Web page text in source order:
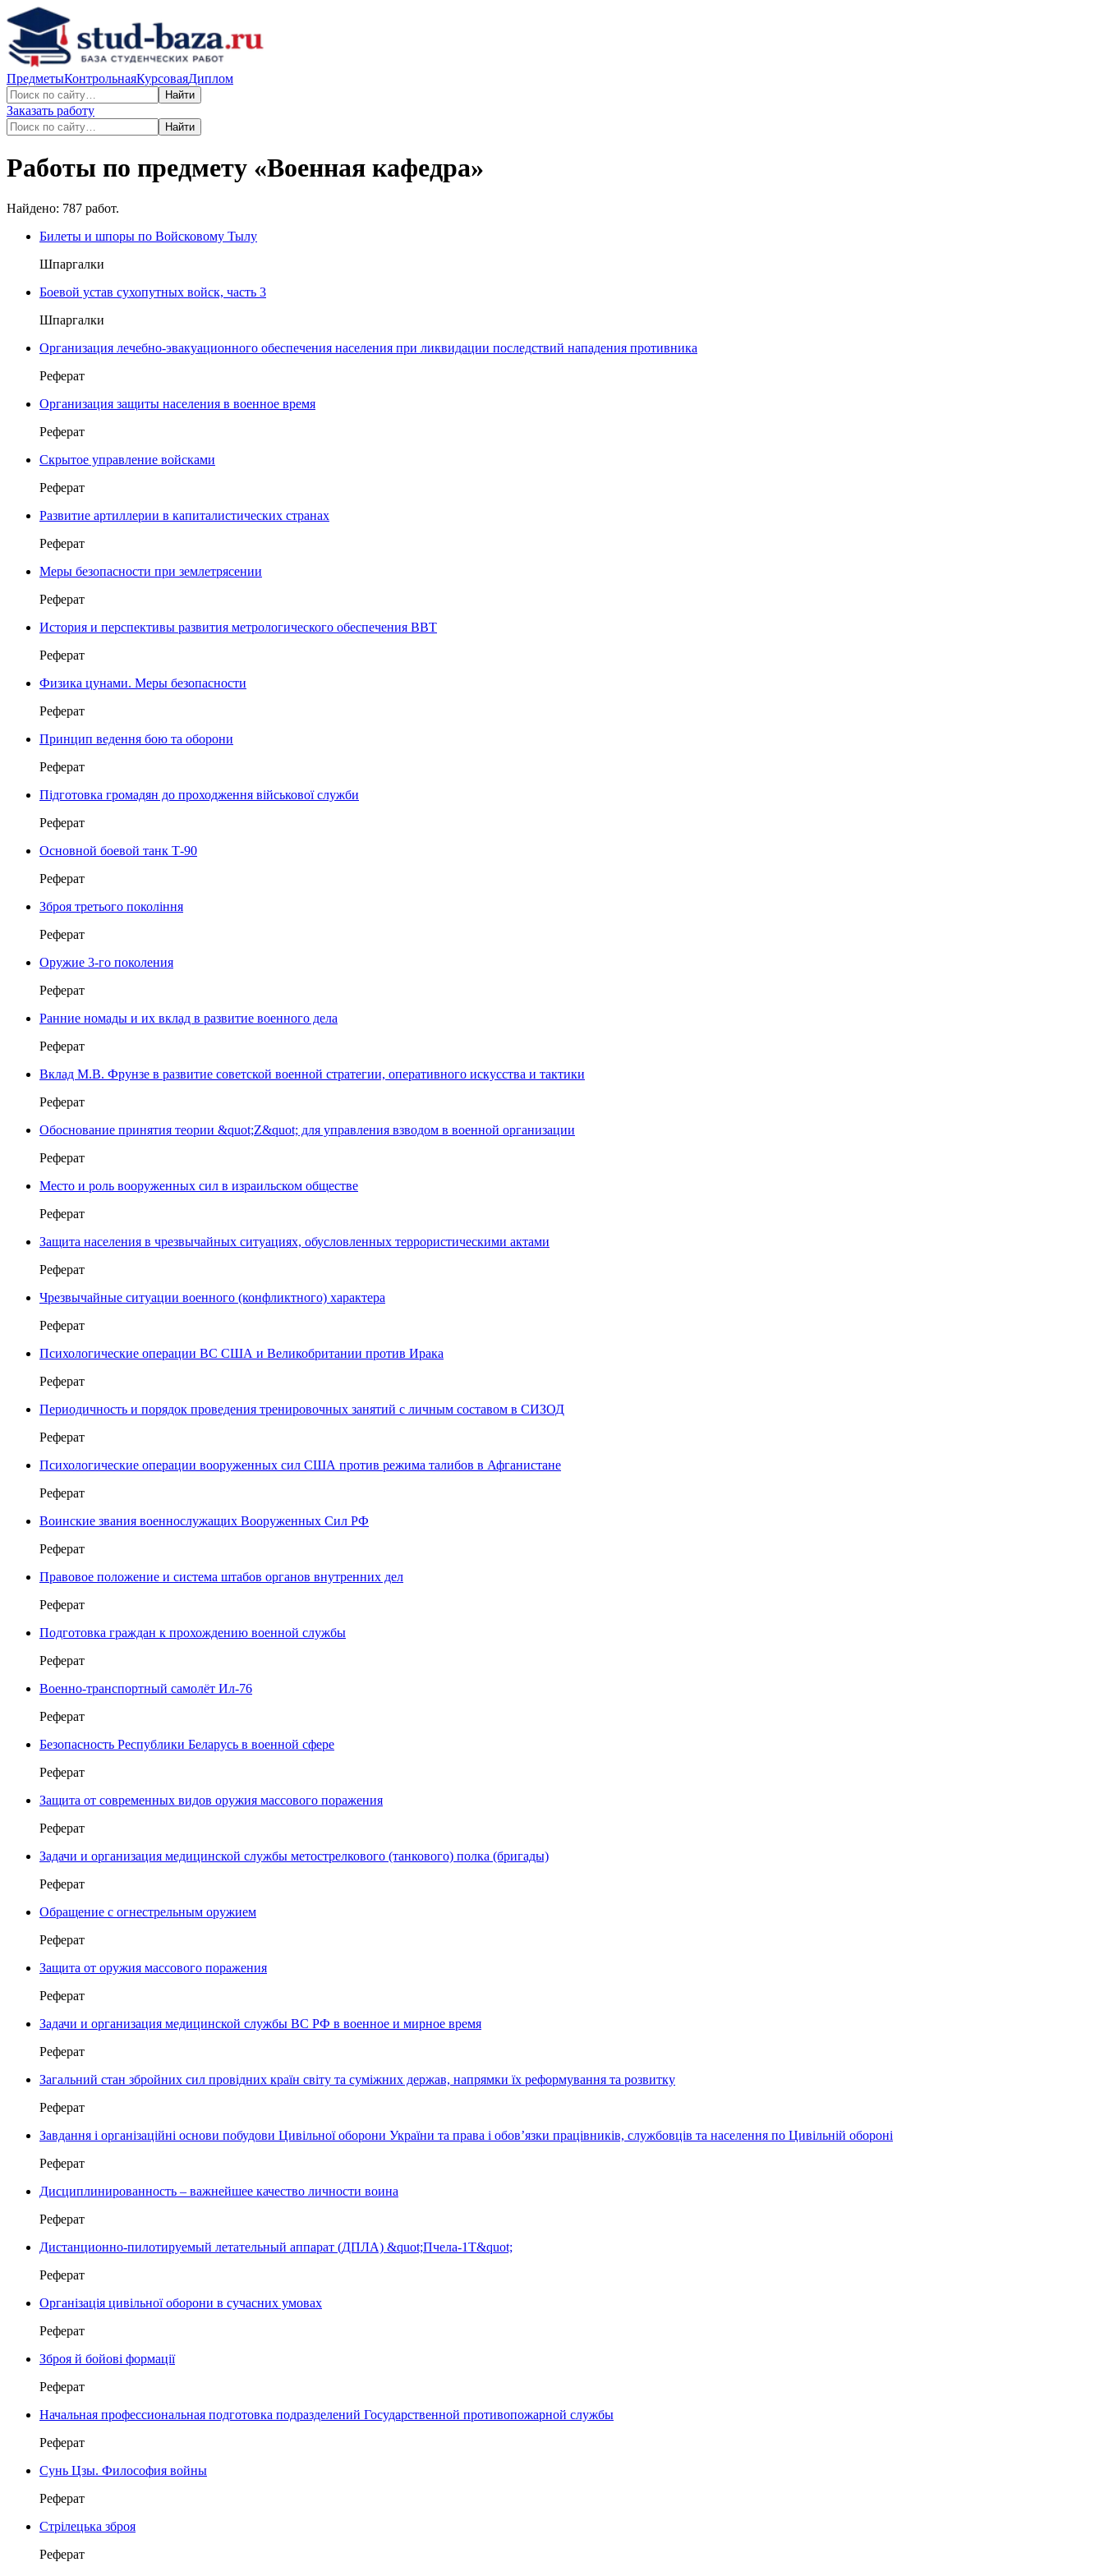
ПредметыКонтрольнаяКурсоваяДиплом
Найти
Заказать работу
Найти
Работы по предмету «Военная кафедра»
Найдено: 787 работ.
Билеты и шпоры по Войсковому Тылу
Шпаргалки
Боевой устав сухопутных войск, часть 3
Шпаргалки
Организация лечебно-эвакуационного обеспечения населения при ликвидации последствий нападения противника
Реферат
Организация защиты населения в военное время
Реферат
Скрытое управление войсками
Реферат
Развитие артиллерии в капиталистических странах
Реферат
Меры безопасности при землетрясении
Реферат
История и перспективы развития метрологического обеспечения ВВТ
Реферат
Физика цунами. Меры безопасности
Реферат
Принцип ведення бою та оборони
Реферат
Підготовка громадян до проходження військової служби
Реферат
Основной боевой танк Т-90
Реферат
Зброя третього покоління
Реферат
Оружие 3-го поколения
Реферат
Ранние номады и их вклад в развитие военного дела
Реферат
Вклад М.В. Фрунзе в развитие советской военной стратегии, оперативного искусства и тактики
Реферат
Обоснование принятия теории &quot;Z&quot; для управления взводом в военной организации
Реферат
Место и роль вооруженных сил в израильском обществе
Реферат
Защита населения в чрезвычайных ситуациях, обусловленных террористическими актами
Реферат
Чрезвычайные ситуации военного (конфликтного) характера
Реферат
Психологические операции ВС США и Великобритании против Ирака
Реферат
Периодичность и порядок проведения тренировочных занятий с личным составом в СИЗОД
Реферат
Психологические операции вооруженных сил США против режима талибов в Афганистане
Реферат
Воинские звания военнослужащих Вооруженных Сил РФ
Реферат
Правовое положение и система штабов органов внутренних дел
Реферат
Подготовка граждан к прохождению военной службы
Реферат
Военно-транспортный самолёт Ил-76
Реферат
Безопасность Республики Беларусь в военной сфере
Реферат
Защита от современных видов оружия массового поражения
Реферат
Задачи и организация медицинской службы метострелкового (танкового) полка (бригады)
Реферат
Обращение с огнестрельным оружием
Реферат
Защита от оружия массового поражения
Реферат
Задачи и организация медицинской службы ВС РФ в военное и мирное время
Реферат
Загальний стан збройних сил провідних країн світу та суміжних держав, напрямки їх реформування та розвитку
Реферат
Завдання і організаційні основи побудови Цивільної оборони України та права і обов’язки працівників, службовців та населення по Цивільній обороні
Реферат
Дисциплинированность – важнейшее качество личности воина
Реферат
Дистанционно-пилотируемый летательный аппарат (ДПЛА) &quot;Пчела-1Т&quot;
Реферат
Організація цивільної оборони в сучасних умовах
Реферат
Зброя й бойові формації
Реферат
Начальная профессиональная подготовка подразделений Государственной противопожарной службы
Реферат
Сунь Цзы. Философия войны
Реферат
Стрілецька зброя
Реферат